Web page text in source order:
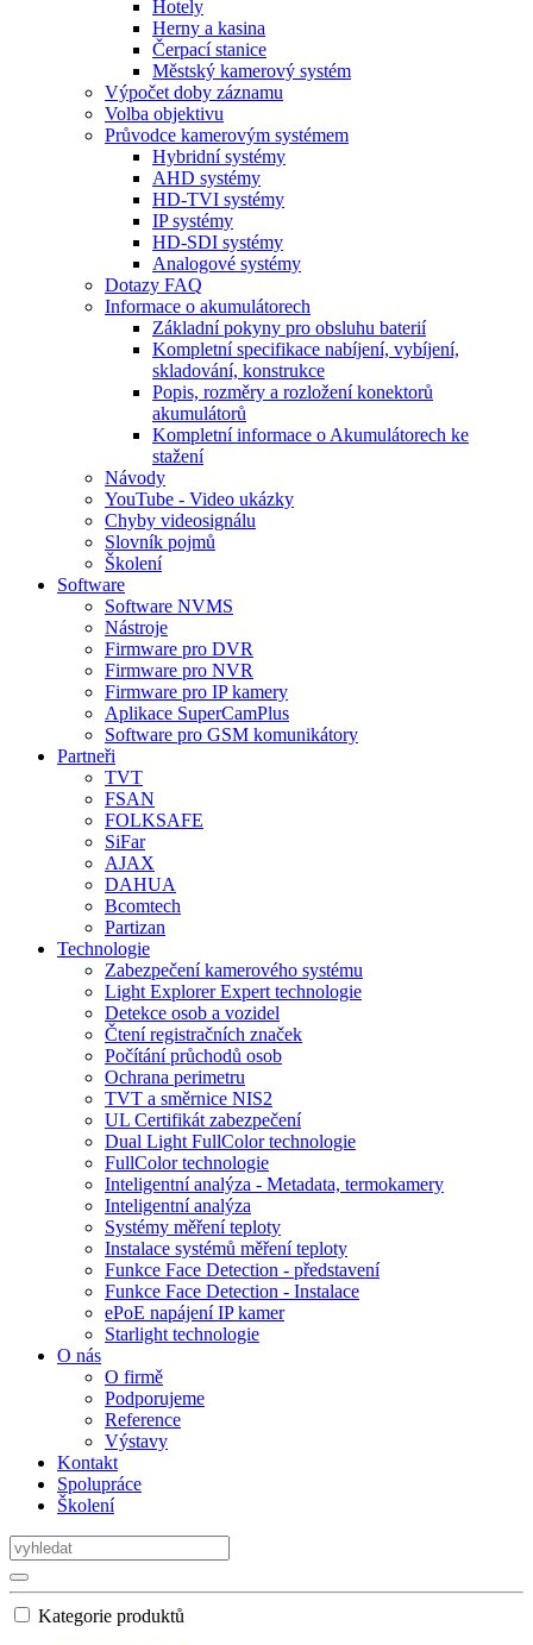
Hotely
Herny a kasina
Čerpací stanice
Městský kamerový systém
Výpočet doby záznamu
Volba objektivu
Průvodce kamerovým systémem
Hybridní systémy
AHD systémy
HD-TVI systémy
IP systémy
HD-SDI systémy
Analogové systémy
Dotazy FAQ
Informace o akumulátorech
Základní pokyny pro obsluhu baterií
Kompletní specifikace nabíjení, vybíjení,
skladování, konstrukce
Popis, rozměry a rozložení konektorů
akumulátorů
Kompletní informace o Akumulátorech ke
stažení
Návody
YouTube - Video ukázky
Chyby videosignálu
Slovník pojmů
Školení
Software
Software NVMS
Nástroje
Firmware pro DVR
Firmware pro NVR
Firmware pro IP kamery
Aplikace SuperCamPlus
Software pro GSM komunikátory
Partneři
TVT
FSAN
FOLKSAFE
SiFar
AJAX
DAHUA
Bcomtech
Partizan
Technologie
Zabezpečení kamerového systému
Light Explorer Expert technologie
Detekce osob a vozidel
Čtení registračních značek
Počítání průchodů osob
Ochrana perimetru
TVT a směrnice NIS2
UL Certifikát zabezpečení
Dual Light FullColor technologie
FullColor technologie
Inteligentní analýza - Metadata, termokamery
Inteligentní analýza
Systémy měření teploty
Instalace systémů měření teploty
Funkce Face Detection - představení
Funkce Face Detection - Instalace
ePoE napájení IP kamer
Starlight technologie
O nás
O firmě
Podporujeme
Reference
Výstavy
Kontakt
Spolupráce
Školení
Kategorie produktů